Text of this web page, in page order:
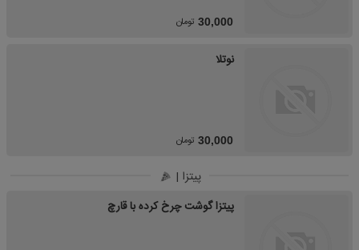
30,000 تومان
نوتلا
30,000 تومان
پیتزا |
پیتزا گوشت چرخ کرده با قارچ